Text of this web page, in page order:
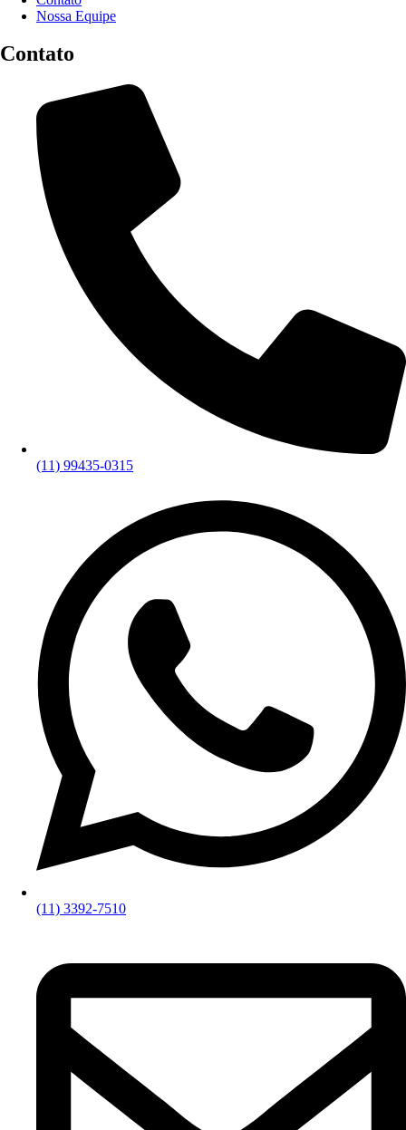
Nossa Equipe
Contato
(11) 99435-0315
(11) 3392-7510